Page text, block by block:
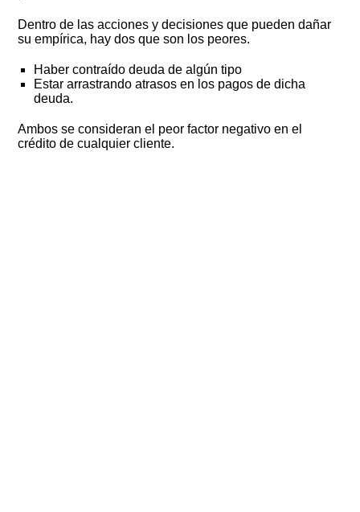
Dentro de las acciones y decisiones que pueden dañar
su empírica, hay dos que son los peores.
Haber contraído deuda de algún tipo
Estar arrastrando atrasos en los pagos de dicha
deuda.
Ambos se consideran el peor factor negativo en el
crédito de cualquier cliente.